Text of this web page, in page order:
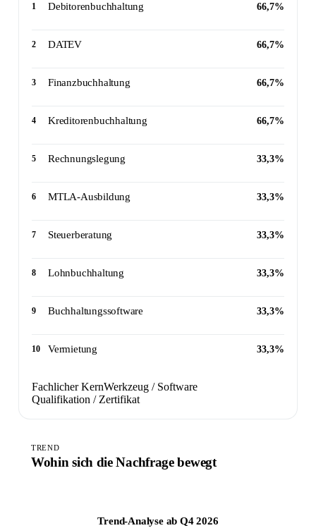
1 Debitorenbuchhaltung 66,7%
2 DATEV 66,7%
3 Finanzbuchhaltung 66,7%
4 Kreditorenbuchhaltung 66,7%
5 Rechnungslegung 33,3%
6 MTLA-Ausbildung 33,3%
7 Steuerberatung 33,3%
8 Lohnbuchhaltung 33,3%
9 Buchhaltungssoftware 33,3%
10 Vermietung 33,3%
Fachlicher KernWerkzeug / Software
Qualifikation / Zertifikat
TREND
Wohin sich die Nachfrage bewegt
Trend-Analyse ab Q4 2026